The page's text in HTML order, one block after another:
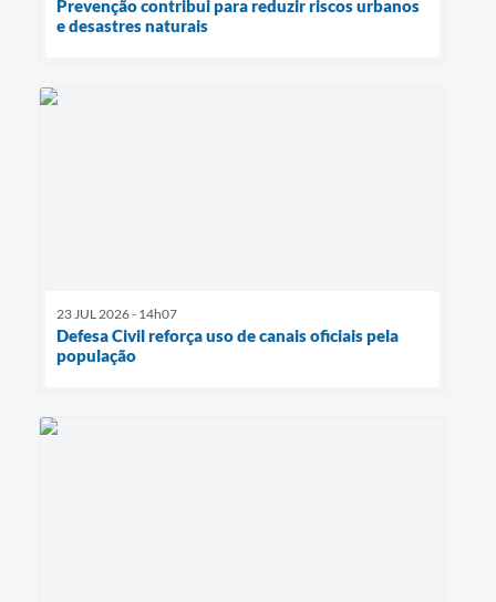
Prevenção contribui para reduzir riscos urbanos
e desastres naturais
23 JUL 2026 - 14h07
Defesa Civil reforça uso de canais oficiais pela
população